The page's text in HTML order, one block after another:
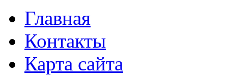
Главная
Контакты
Карта сайта